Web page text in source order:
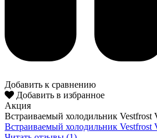
Добавить к сравнению
Добавить в избранное
Акция
Встраиваемый холодильник Vestfrost
Встраиваемый холодильник Vestfrost